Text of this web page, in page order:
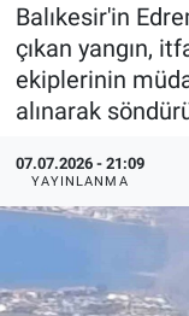
Balıkesir'in
çıkan yangın,
ekiplerinin
alınarak
07.07.2026 - 21:09
YAYINLANMA
Haber Arşivi